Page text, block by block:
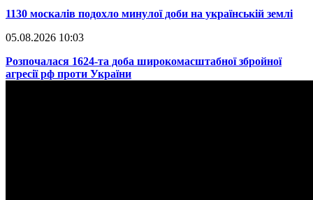
​1130 москалів подохло минулої доби на українській землі
05.08.2026 10:03
​Розпочалася 1624-та доба широкомасштабної збройної
агресії рф проти України